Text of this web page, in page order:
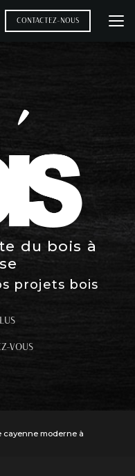
CONTACTEZ-NOUS
du bois à
projets bois
VOUS
cayenne moderne à